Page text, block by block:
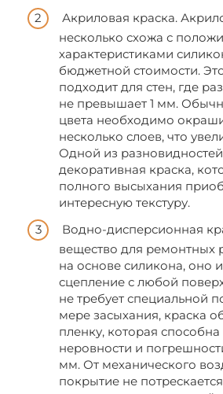
Акриловая краска.
несколько схожа с
характеристиками
бюджетной стоимости.
подходит для стен, где
не превышает 1 мм.
цвета необходимо
несколько слоев, что
Одной из разновидностей
декоративная краска,
полного высыхания
интересную текстуру.
Водно-дисперсионная
вещество для ремонтных
на основе силикона, оно
сцепление с любой
не требует специальной
мере засыхания, краска
пленку, которая способна
неровности и
мм. От механического
покрытие не